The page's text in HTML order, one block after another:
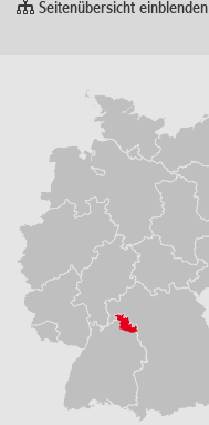
Seitenübersicht einblenden